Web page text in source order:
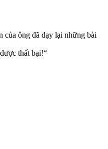
của ông đã dạy lại những bài
thất bại!“